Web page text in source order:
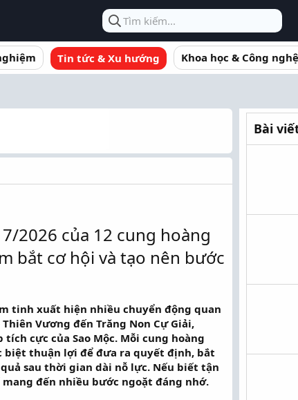
Tin tức & Xu hướng Khoa học & Công nghệ
2026 của 12 cung hoàng
bắt cơ hội và tạo nên bước
tinh xuất hiện nhiều chuyển động quan
Vương đến Trăng Non Cự Giải,
cực của Sao Mộc. Mỗi cung hoàng
biệt thuận lợi để đưa ra quyết định, bắt
sau thời gian dài nỗ lực. Nếu biết tận
đến nhiều bước ngoặt đáng nhớ.
Bài